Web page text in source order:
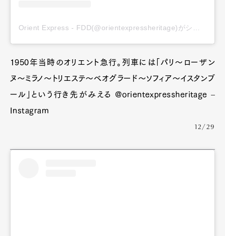
1950年当時のオリエント急行。列車には「パリ〜ローザン
ヌ〜ミラノ〜トリエステ〜ベオグラード〜ソフィア〜イスタンブ
ール」という行き先がみえる @orientexpressheritage –
Instagram
12/29